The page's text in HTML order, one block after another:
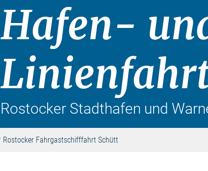
Hafen-
Rostocker Stadthafen und
Rostocker Fahrgastschifffahrt Schütt